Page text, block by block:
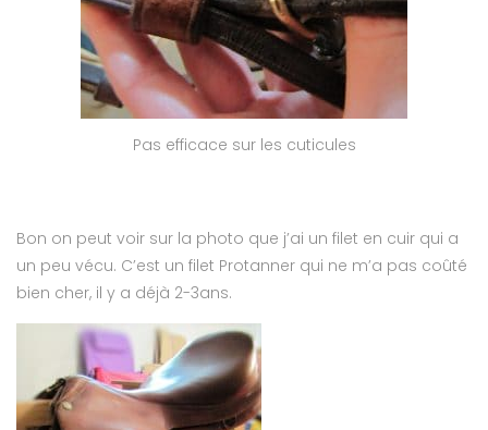
Pas efficace sur les cuticules
Bon on peut voir sur la photo que j’ai un filet en cuir qui a
un peu vécu. C’est un filet Protanner qui ne m’a pas coûté
bien cher, il y a déjà 2-3ans.